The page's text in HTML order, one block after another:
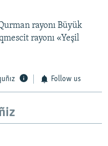
rayonı Büyük
rayonı «Yeşil
Follow us